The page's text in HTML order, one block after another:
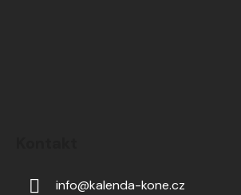
info@kalenda-kone.cz